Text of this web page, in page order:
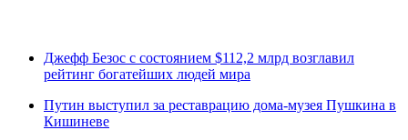
Джефф Безос с состоянием $112,2 млрд возглавил
рейтинг богатейших людей мира
Путин выступил за реставрацию дома-музея Пушкина в
Кишиневе